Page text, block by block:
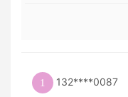
132****0087